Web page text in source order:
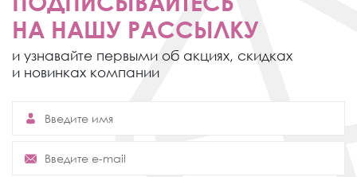
НА НАШУ РАССЫЛКУ
и узнавайте первыми об акциях, скидках
и новинках компании